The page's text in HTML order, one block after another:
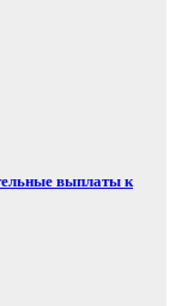
выплаты к